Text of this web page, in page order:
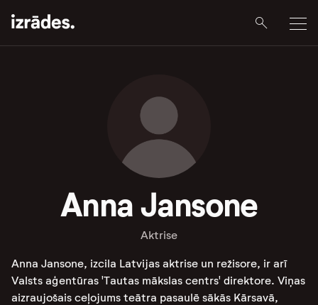
Anna Jansone
Aktrise
Anna Jansone, izcila Latvijas aktrise un režisore, ir arī
Valsts aģentūras 'Tautas mākslas centrs' direktore. Viņas
aizraujošais ceļojums teātra pasaulē sākās Kārsavā,